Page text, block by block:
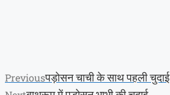
Previousपड़ोसन चाची के साथ पहली चुदाई